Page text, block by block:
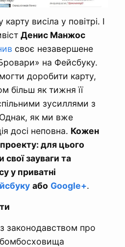
висіла у повітрі. І
Денис Манжос
своє незавершене
на Фейсбуку.
доробити карту,
більш як тижня її
зусиллями з
як ми вже
досі неповна. Кожен
для цього
свої зауваги та
у приватні
або Google+.
законодавством про
бомбосховища